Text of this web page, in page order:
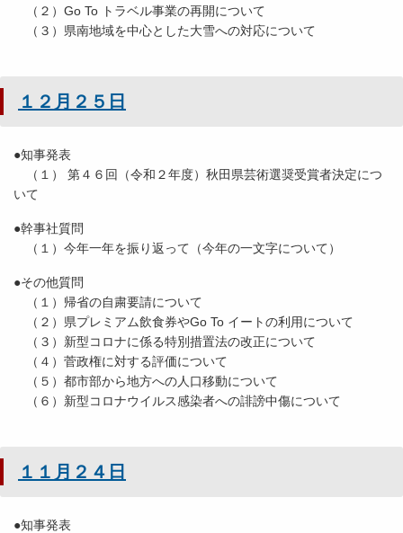
（２）Go To トラベル事業の再開について
（３）県南地域を中心とした大雪への対応について
１２月２５日
●知事発表
（１） 第４６回（令和２年度）秋田県芸術選奨受賞者決定につ
いて
●幹事社質問
（１）今年一年を振り返って（今年の一文字について）
●その他質問
（１）帰省の自粛要請について
（２）県プレミアム飲食券やGo To イートの利用について
（３）新型コロナに係る特別措置法の改正について
（４）菅政権に対する評価について
（５）都市部から地方への人口移動について
（６）新型コロナウイルス感染者への誹謗中傷について
１１月２４日
●知事発表